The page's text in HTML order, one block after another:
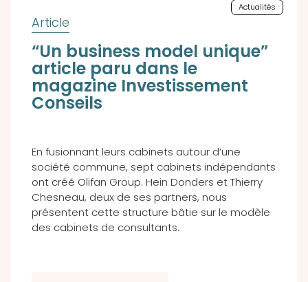
Actualités
“Un business model unique”
article paru dans le
magazine Investissement
Conseils
En fusionnant leurs cabinets autour d’une
société commune, sept cabinets indépendants
ont créé Olifan Group. Hein Donders et Thierry
Chesneau, deux de ses partners, nous
présentent cette structure bâtie sur le modèle
des cabinets de consultants.